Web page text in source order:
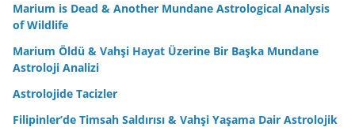
Marium is Dead & Another Mundane Astrological Analysis
of Wildlife
Marium Öldü & Vahşi Hayat Üzerine Bir Başka Mundane
Astroloji Analizi
Astrolojide Tacizler
Filipinler’de Timsah Saldırısı & Vahşi Yaşama Dair Astrolojik